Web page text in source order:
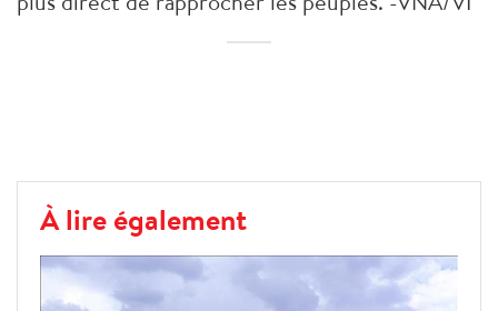
À lire également